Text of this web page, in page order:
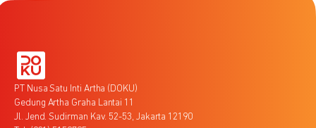
PT Nusa Satu Inti Artha (DOKU)
Gedung Artha Graha Lantai 11
Jl. Jend. Sudirman Kav. 52-53, Jakarta 12190